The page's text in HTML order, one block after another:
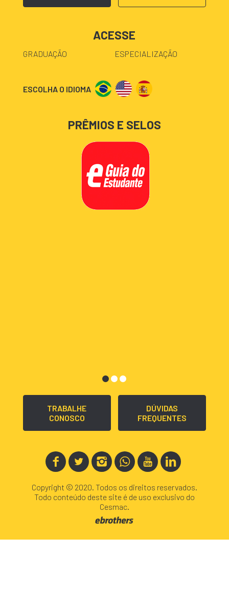
ACESSE
GRADUAÇÃO ESPECIALIZAÇÃO
ESCOLHA O IDIOMA
PRÊMIOS E SELOS
TRABALHE
CONOSCO
DÚVIDAS
FREQUENTES
Copyright © 2020. Todos os direitos reservados.
Todo conteúdo deste site é de uso exclusivo do
Cesmac.